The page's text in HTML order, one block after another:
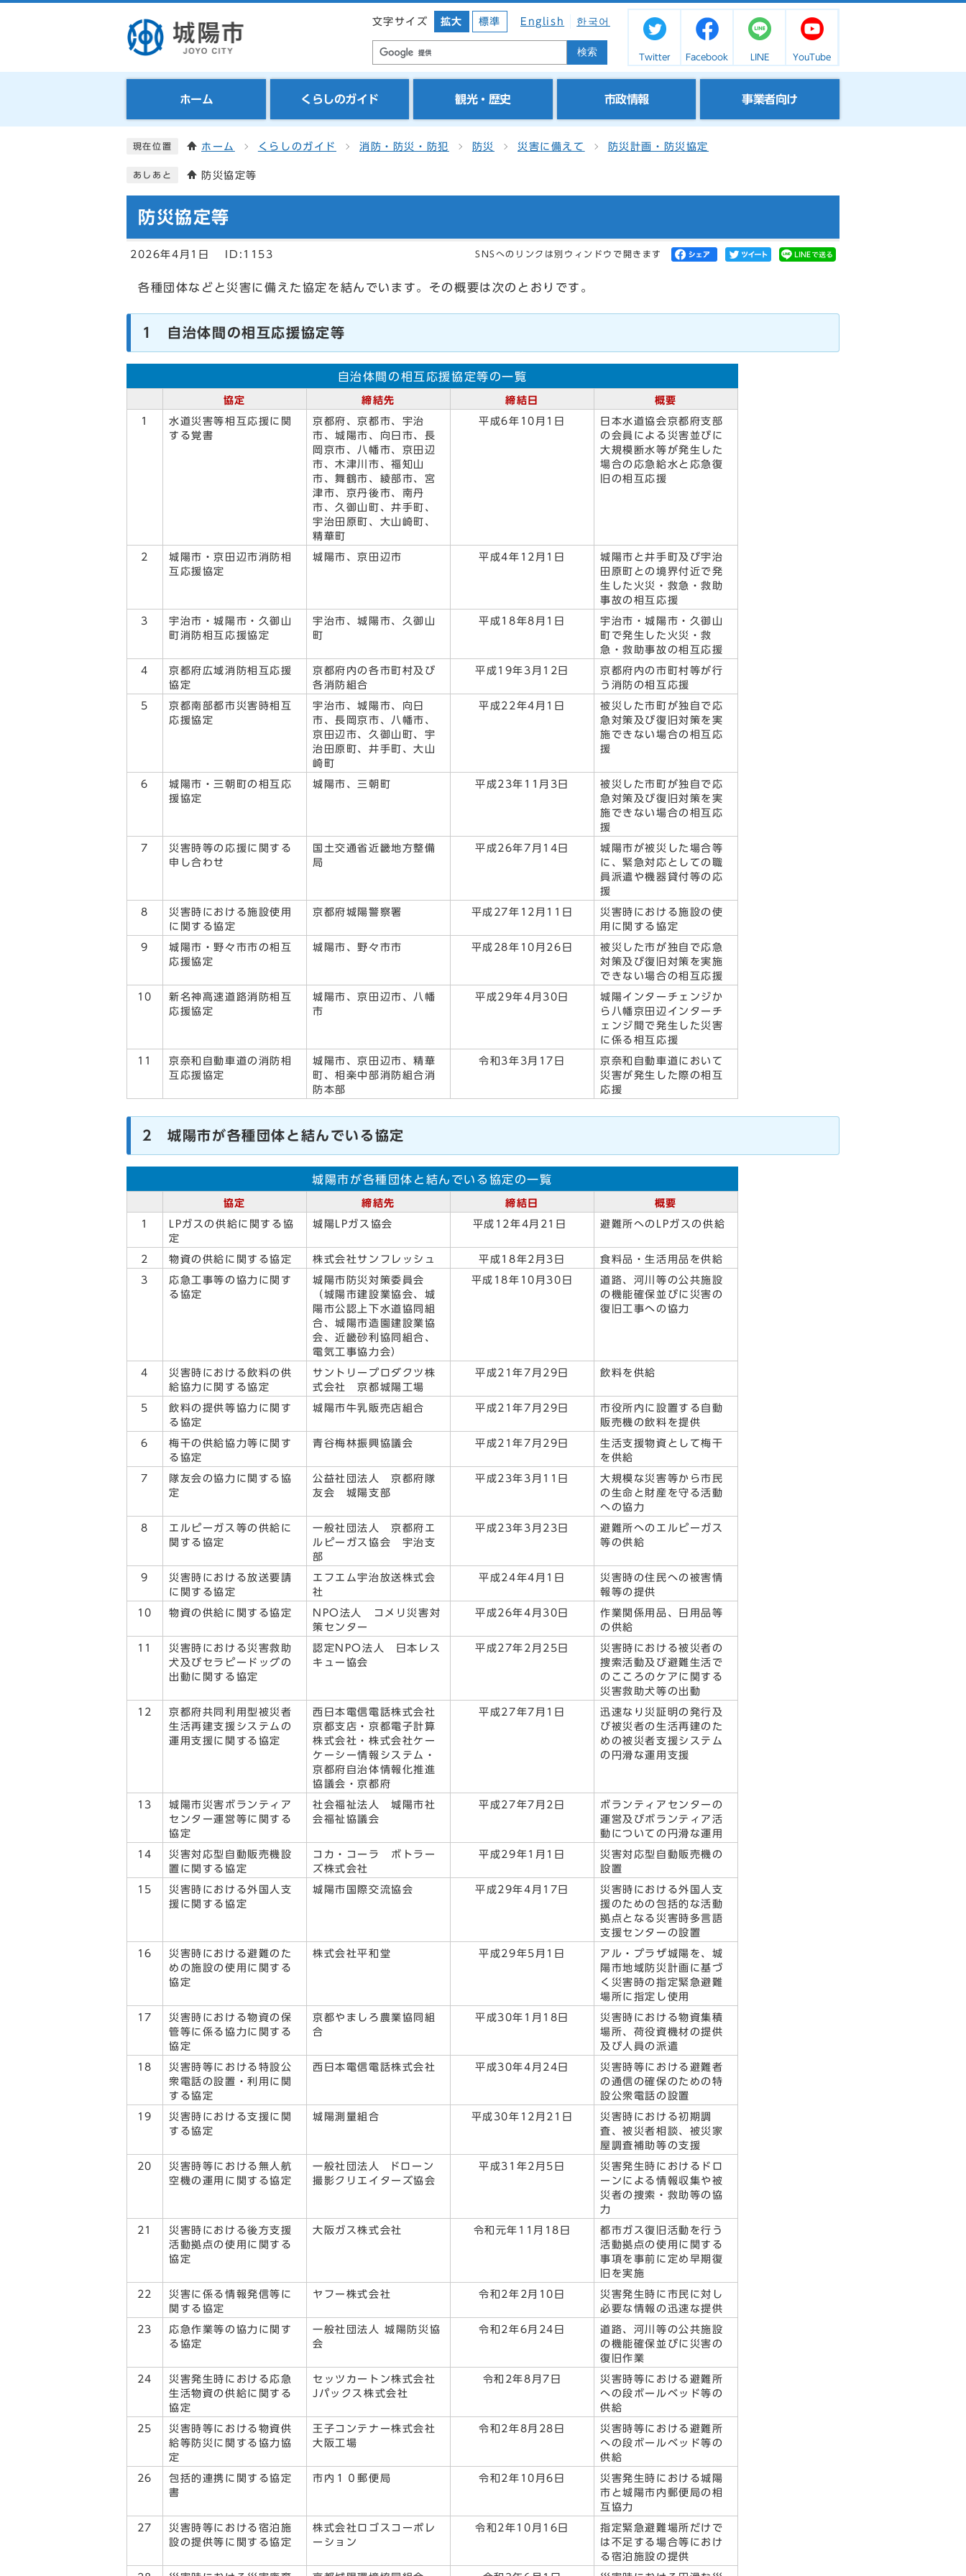
文字サイズ 拡大 標準 English 한국어
検索 Twitter Facebook LINE YouTube
ホーム くらしのガイド 観光・歴史 市政情報 事業者向け
現在位置 ホーム くらしのガイド 消防・防災・防犯 防災 災害に備えて 防災計画・防災協定
あしあと 防災協定等
防災協定等
2026年4月1日 ID:1153 SNSへのリンクは別ウィンドウで開きます
各種団体などと災害に備えた協定を結んでいます。その概要は次のとおりです。
1 自治体間の相互応援協定等
自治体間の相互応援協定等の一覧
協定 締結先 締結日 概要
1
水道災害等相互応援に関
する覚書
京都府、京都市、宇治
市、城陽市、向日市、長
岡京市、八幡市、京田辺
市、木津川市、福知山
市、舞鶴市、綾部市、宮
津市、京丹後市、南丹
市、久御山町、井手町、
宇治田原町、大山崎町、
精華町
平成6年10月1日
日本水道協会京都府支部
の会員による災害並びに
大規模断水等が発生した
場合の応急給水と応急復
旧の相互応援
2
城陽市・京田辺市消防相
互応援協定
城陽市、京田辺市 平成4年12月1日
城陽市と井手町及び宇治
田原町との境界付近で発
生した火災・救急・救助
事故の相互応援
3
宇治市・城陽市・久御山
町消防相互応援協定
宇治市、城陽市、久御山
町
平成18年8月1日
宇治市・城陽市・久御山
町で発生した火災・救
急・救助事故の相互応援
4
京都府広域消防相互応援
協定
京都府内の各市町村及び
各消防組合
平成19年3月12日
京都府内の市町村等が行
う消防の相互応援
5
京都南部都市災害時相互
応援協定
宇治市、城陽市、向日
市、長岡京市、八幡市、
京田辺市、久御山町、宇
治田原町、井手町、大山
崎町
平成22年4月1日
被災した市町が独自で応
急対策及び復旧対策を実
施できない場合の相互応
援
6
城陽市・三朝町の相互応
援協定
城陽市、三朝町 平成23年11月3日
被災した市町が独自で応
急対策及び復旧対策を実
施できない場合の相互応
援
7
災害時等の応援に関する
申し合わせ
国土交通省近畿地方整備
局
平成26年7月14日
城陽市が被災した場合等
に、緊急対応としての職
員派遣や機器貸付等の応
援
8
災害時における施設使用
に関する協定
京都府城陽警察署 平成27年12月11日
災害時における施設の使
用に関する協定
9
城陽市・野々市市の相互
応援協定
城陽市、野々市市 平成28年10月26日
被災した市が独自で応急
対策及び復旧対策を実施
できない場合の相互応援
10
新名神高速道路消防相互
応援協定
城陽市、京田辺市、八幡
市
平成29年4月30日
城陽インターチェンジか
ら八幡京田辺インターチ
ェンジ間で発生した災害
に係る相互応援
11
京奈和自動車道の消防相
互応援協定
城陽市、京田辺市、精華
町、相楽中部消防組合消
防本部
令和3年3月17日
京奈和自動車道において
災害が発生した際の相互
応援
2 城陽市が各種団体と結んでいる協定
城陽市が各種団体と結んでいる協定の一覧
協定 締結先 締結日 概要
1
LPガスの供給に関する協
定
城陽LPガス協会 平成12年4月21日 避難所へのLPガスの供給
2 物資の供給に関する協定 株式会社サンフレッシュ 平成18年2月3日 食料品・生活用品を供給
3
応急工事等の協力に関す
る協定
城陽市防災対策委員会
（城陽市建設業協会、城
陽市公認上下水道協同組
合、城陽市造園建設業協
会、近畿砂利協同組合、
電気工事協力会）
平成18年10月30日
道路、河川等の公共施設
の機能確保並びに災害の
復旧工事への協力
4
災害時における飲料の供
給協力に関する協定
サントリープロダクツ株
式会社 京都城陽工場
平成21年7月29日 飲料を供給
5
飲料の提供等協力に関す
る協定
城陽市牛乳販売店組合 平成21年7月29日
市役所内に設置する自動
販売機の飲料を提供
6
梅干の供給協力等に関す
る協定
青谷梅林振興協議会 平成21年7月29日
生活支援物資として梅干
を供給
7
隊友会の協力に関する協
定
公益社団法人 京都府隊
友会 城陽支部
平成23年3月11日
大規模な災害等から市民
の生命と財産を守る活動
への協力
8
エルピーガス等の供給に
関する協定
一般社団法人 京都府エ
ルピーガス協会 宇治支
部
平成23年3月23日
避難所へのエルピーガス
等の供給
9
災害時における放送要請
に関する協定
エフエム宇治放送株式会
社
平成24年4月1日
災害時の住民への被害情
報等の提供
10 物資の供給に関する協定
NPO法人 コメリ災害対
策センター
平成26年4月30日
作業関係用品、日用品等
の供給
11
災害時における災害救助
犬及びセラピードッグの
出動に関する協定
認定NPO法人 日本レス
キュー協会
平成27年2月25日
災害時における被災者の
捜索活動及び避難生活で
のこころのケアに関する
災害救助犬等の出動
12
京都府共同利用型被災者
生活再建支援システムの
運用支援に関する協定
西日本電信電話株式会社
京都支店・京都電子計算
株式会社・株式会社ケー
ケーシー情報システム・
京都府自治体情報化推進
協議会・京都府
平成27年7月1日
迅速なり災証明の発行及
び被災者の生活再建のた
めの被災者支援システム
の円滑な運用支援
13
城陽市災害ボランティア
センター運営等に関する
協定
社会福祉法人 城陽市社
会福祉協議会
平成27年7月2日
ボランティアセンターの
運営及びボランティア活
動についての円滑な運用
14
災害対応型自動販売機設
置に関する協定
コカ・コーラ ボトラー
ズ株式会社
平成29年1月1日
災害対応型自動販売機の
設置
15
災害時における外国人支
援に関する協定
城陽市国際交流協会 平成29年4月17日
災害時における外国人支
援のための包括的な活動
拠点となる災害時多言語
支援センターの設置
16
災害時における避難のた
めの施設の使用に関する
協定
株式会社平和堂 平成29年5月1日
アル・プラザ城陽を、城
陽市地域防災計画に基づ
く災害時の指定緊急避難
場所に指定し使用
17
災害時における物資の保
管等に係る協力に関する
協定
京都やましろ農業協同組
合
平成30年1月18日
災害時における物資集積
場所、荷役資機材の提供
及び人員の派遣
18
災害時等における特設公
衆電話の設置・利用に関
する協定
西日本電信電話株式会社 平成30年4月24日
災害時等における避難者
の通信の確保のための特
設公衆電話の設置
19
災害時における支援に関
する協定
城陽測量組合 平成30年12月21日
災害時における初期調
査、被災者相談、被災家
屋調査補助等の支援
20
災害時等における無人航
空機の運用に関する協定
一般社団法人 ドローン
撮影クリエイターズ協会
平成31年2月5日
災害発生時におけるドロ
ーンによる情報収集や被
災者の捜索・救助等の協
力
21
災害時における後方支援
活動拠点の使用に関する
協定
大阪ガス株式会社 令和元年11月18日
都市ガス復旧活動を行う
活動拠点の使用に関する
事項を事前に定め早期復
旧を実施
22
災害に係る情報発信等に
関する協定
ヤフー株式会社 令和2年2月10日
災害発生時に市民に対し
必要な情報の迅速な提供
23
応急作業等の協力に関す
る協定
一般社団法人 城陽防災協
会
令和2年6月24日
道路、河川等の公共施設
の機能確保並びに災害の
復旧作業
24
災害発生時における応急
生活物資の供給に関する
協定
セッツカートン株式会社
Jパックス株式会社
令和2年8月7日
災害時等における避難所
への段ボールベッド等の
供給
25
災害時等における物資供
給等防災に関する協力協
定
王子コンテナー株式会社
大阪工場
令和2年8月28日
災害時等における避難所
への段ボールベッド等の
供給
26
包括的連携に関する協定
書
市内１０郵便局 令和2年10月6日
災害発生時における城陽
市と城陽市内郵便局の相
互協力
27
災害時等における宿泊施
設の提供等に関する協定
株式会社ロゴスコーポレ
ーション
令和2年10月16日
指定緊急避難場所だけで
は不足する場合等におけ
る宿泊施設の提供